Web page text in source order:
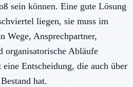
sein können. Eine gute Lösung
liegen, sie muss im
Wege, Ansprechpartner,
organisatorische Abläufe
eine Entscheidung, die auch über
hat.